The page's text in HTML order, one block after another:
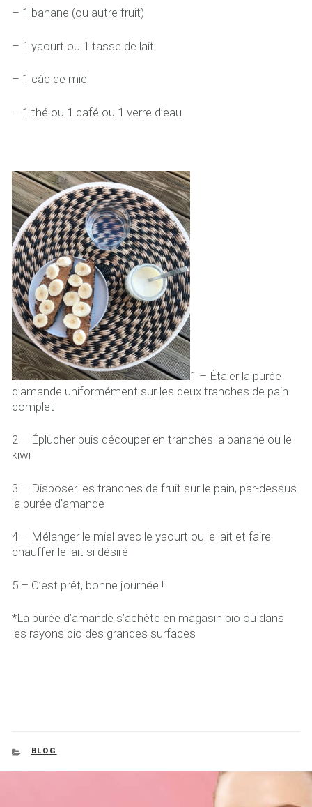
– 1 banane (ou autre fruit)
– 1 yaourt ou 1 tasse de lait
– 1 càc de miel
– 1 thé ou 1 café ou 1 verre d’eau
1 – Étaler la purée
d’amande uniformément sur les deux tranches de pain
complet
2 – Éplucher puis découper en tranches la banane ou le
kiwi
3 – Disposer les tranches de fruit sur le pain, par-dessus
la purée d’amande
4 – Mélanger le miel avec le yaourt ou le lait et faire
chauffer le lait si désiré
5 – C’est prêt, bonne journée !
*La purée d’amande s’achète en magasin bio ou dans
les rayons bio des grandes surfaces
CATEGORIES
BLOG